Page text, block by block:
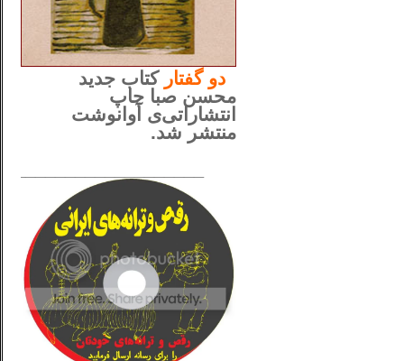
دوگفتار کتاب جدید
محسن صبا چاپ
انتشاراتی‌ی آوانوشت
منتشر شد.